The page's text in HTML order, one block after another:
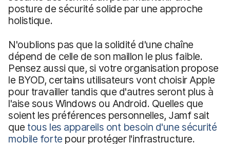
posture de sécurité solide par une approche
holistique.
N'oublions pas que la solidité d'une chaîne
dépend de celle de son maillon le plus faible.
Pensez aussi que, si votre organisation propose
le BYOD, certains utilisateurs vont choisir Apple
pour travailler tandis que d'autres seront plus à
l'aise sous Windows ou Android. Quelles que
soient les préférences personnelles, Jamf sait
que tous les appareils ont besoin d'une sécurité
mobile forte pour protéger l'infrastructure.